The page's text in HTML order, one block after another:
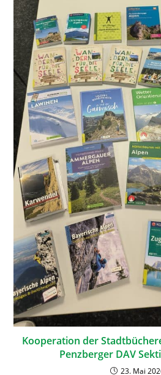
Kooperation der
Penzberger DAV
23. Mai